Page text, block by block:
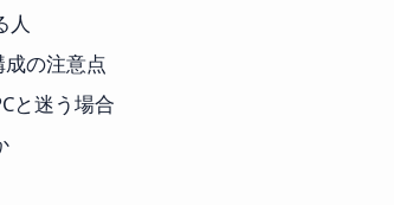
人
成の注意点
と迷う場合